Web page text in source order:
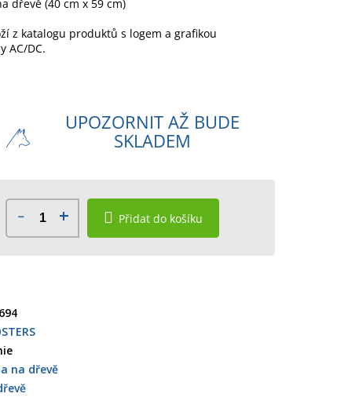
dřevě (40 cm x 59 cm)
z katalogu produktů s logem a grafikou
AC/DC.
UPOZORNIT AŽ BUDE
SKLADEM
Přidat do košíku
na dřevě